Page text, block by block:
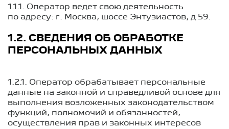
1.1.1. Оператор ведет свою деятельность
по адресу: г. Москва, шоссе Энтузиастов, д 59.
1.2. СВЕДЕНИЯ ОБ ОБРАБОТКЕ
ПЕРСОНАЛЬНЫХ ДАННЫХ
1.2.1. Оператор обрабатывает персональные
данные на законной и справедливой основе для
выполнения возложенных законодательством
функций, полномочий и обязанностей,
осуществления прав и законных интересов